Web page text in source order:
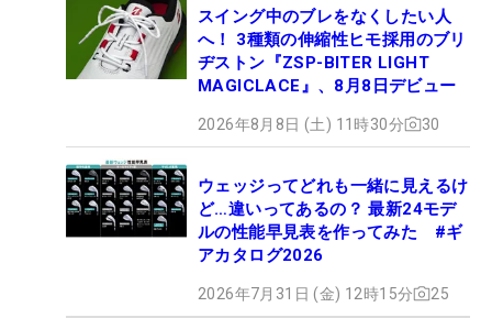
スイング中のブレをなくしたい人
へ！ 3種類の伸縮性ヒモ採用のブリ
ヂストン『ZSP-BITER LIGHT
MAGICLACE』、8月8日デビュー
2026年8月8日 (土) 11時30分 30
ウェッジってどれも一緒に見えるけ
ど…違いってあるの？ 最新24モデ
ルの性能早見表を作ってみた #ギ
アカタログ2026
2026年7月31日 (金) 12時15分 25